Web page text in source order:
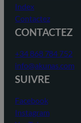
Index
Contactez
CONTACTEZ
+34 868 784 752
info@akunas.com
SUIVRE
Facebook
Instagram